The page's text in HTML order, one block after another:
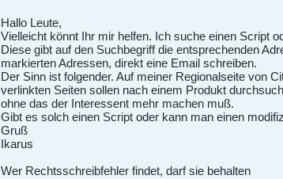
Hallo Leute,
Vielleicht könnt Ihr mir helfen. Ich suche einen Script
Diese gibt auf den Suchbegriff die entsprechenden
markierten Adressen, direkt eine Email schreiben.
Der Sinn ist folgender. Auf meiner Regionalseite von
verlinkten Seiten sollen nach einem Produkt
ohne das der Interessent mehr machen muß.
Gibt es solch einen Script oder kann man einen
Gruß
Ikarus
Wer Rechtsschreibfehler findet, darf sie behalten